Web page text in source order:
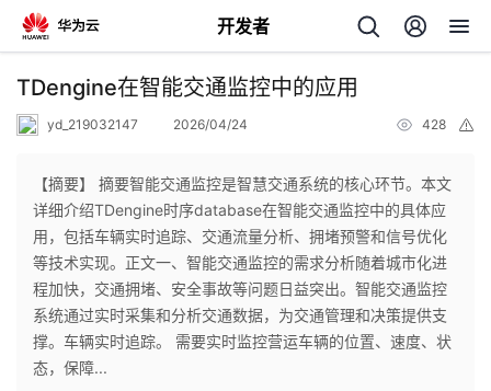
开发者
返
个
人
主
我
的
我
TDengine在智能交通监控中的应用
yd_219032147 2026/04/24 428
【摘要】 摘要智能交通监控是智慧交通系统的核心环节。本文
详细介绍TDengine时序database在智能交通监控中的具体应
用，包括车辆实时追踪、交通流量分析、拥堵预警和信号优化
等技术实现。正文一、智能交通监控的需求分析随着城市化进
程加快，交通拥堵、安全事故等问题日益突出。智能交通监控
系统通过实时采集和分析交通数据，为交通管理和决策提供支
撑。车辆实时追踪。 需要实时监控营运车辆的位置、速度、状
态，保障...